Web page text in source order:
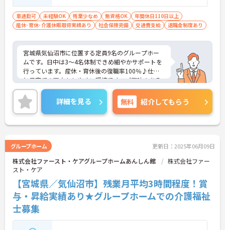
車通勤可 未経験OK 残業少なめ 無資格OK
年間休日110日以上
産休･育休･介護休暇取得実績あり
社会保険完備 交通費支給 退職金制度あり
宮城県気仙沼市に位置する定員9名のグループホー
ムです。日中は3～4名体制できめ細やかサポートを
行っています。産休・育休後の復職率100％♪仕事
と子育ての両立もしやすい環境です。ご興味のある
方には、面接対策ポイントなど、さらに詳細をお話
しいたしますのでお気軽にご相談ください！
詳細を見る 無料 紹介してもらう
グループホーム 更新日：2025年06月09日
株式会社ファースト・ケアグループホームあんしん館
株式会社ファー
スト・ケア
【宮城県／気仙沼市】残業月平均3時間程度！賞
与・昇給実績あり★グループホームでの介護福祉
士募集